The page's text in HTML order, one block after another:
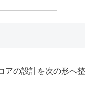
アの設計を次の形へ整